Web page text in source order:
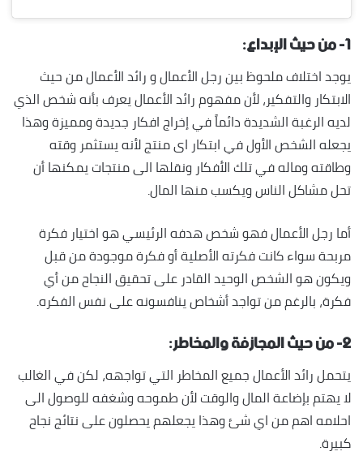
١- من حيث الإبداع:
يوجد اختلاف ملحوظ بين رجل الأعمال و رائد الأعمال من حيث
الابتكار والتفكير، لأن مفهوم رائد الأعمال يعرف بأنه شخص الذي
لديه الرغبة الشديدة دائماً في إخراج افكار جديدة ومميزة وهذا
يجعله الشخص الأول في ابتكار اى منتج لأنه يستثمر وقته
وطاقته وماله في تلك الأفكار ونقلها الى منتجات يمكنها أن
تحل مشاكل الناس ويكسب منها المال.
أما رجل الأعمال فهو شخص هدفه الرئيسي هو اختيار فكرة
مربحة سواء كانت فكرته الأصلية أو فكرة موجودة من قبل
ويكون هو الشخص الوحيد القادر على تحقيق النجاح من أي
فكرة، بالرغم من تواجد أشخاص ينافسونه على نفس الفكره.
٢- من حيث المجازفة والمخاطر:
يتحمل رائد الأعمال جميع المخاطر التي تواجهه، لكن في الغالب
لا يهتم بإضاعة المال والوقت لأن طموحه وشغفه للوصول الى
احلامه اهم من اي شئ وهذا يجعلهم يحصلون على نتائج نجاح
كبيرة.